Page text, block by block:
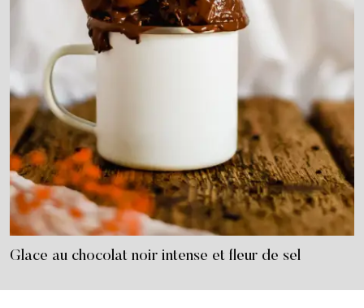
Glace au chocolat noir intense et fleur de sel